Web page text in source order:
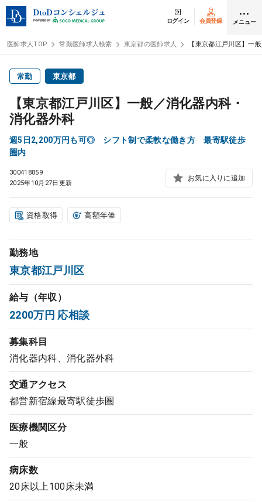
ログイン 会員登録 メニュー
医師求人
常勤検索
非常勤検索 アルバイト
スポット検索 アルバイト
DtoDの転職・
コンサルタント
成功事例
転職ノウハウ
受付時間
0120-337-613
クリニック開業
DtoDとは
医師求人TOP 常勤医師求人検索 東京都の医師求人 【東京都江戸川区】一
常勤 東京都
【東京都江戸川区】一般／消化器内科・
消化器外科
週5日2,200万円も可◎ シフト制で柔軟な働き方 最寄駅徒歩
圏内
300418859
2025年10月27日更新
お気に入りに追加
資格取得 高額年俸
勤務地
東京都江戸川区
給与（年収）
2200万円 応相談
募集科目
消化器内科、消化器外科
交通アクセス
都営新宿線最寄駅徒歩圏
医療機関区分
一般
病床数
20床以上100床未満